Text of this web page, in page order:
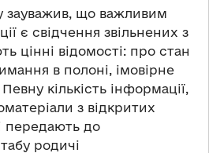
зауважив, що важливим
є свідчення звільнених з
цінні відомості: про стан
в полоні, імовірне
кількість інформації,
з відкритих
передають до
родичі